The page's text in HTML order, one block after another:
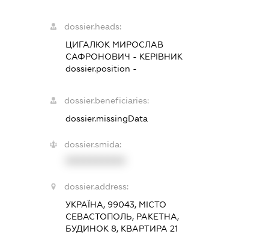
dossier.heads:
ЦИГАЛЮК МИРОСЛАВ
САФРОНОВИЧ - КЕРІВНИК
dossier.position -
dossier.beneficiaries:
dossier.missingData
dossier.smida:
dossier.address:
УКРАЇНА, 99043, МІСТО
СЕВАСТОПОЛЬ, РАКЕТНА,
БУДИНОК 8, КВАРТИРА 21